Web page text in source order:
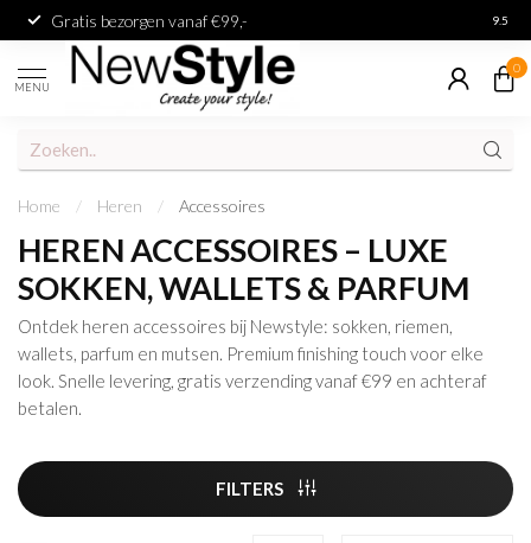
Gratis bezorgen vanaf €99,- 9.5
MENU
0
Home / Heren / Accessoires
HEREN ACCESSOIRES – LUXE
SOKKEN, WALLETS & PARFUM
Ontdek heren accessoires bij Newstyle: sokken, riemen,
wallets, parfum en mutsen. Premium finishing touch voor elke
look. Snelle levering, gratis verzending vanaf €99 en achteraf
betalen.
FILTERS